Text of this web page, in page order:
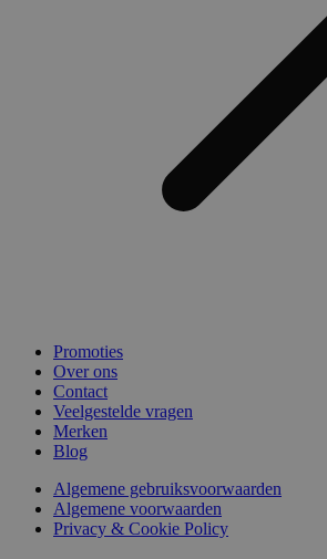
Promoties
Over ons
Contact
Veelgestelde vragen
Merken
Blog
Algemene gebruiksvoorwaarden
Algemene voorwaarden
Privacy & Cookie Policy